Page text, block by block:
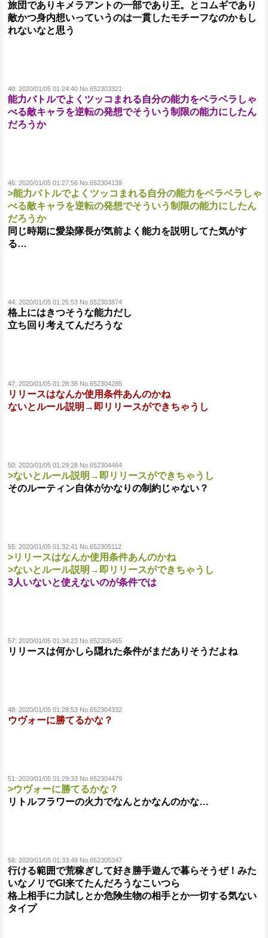
旅団でありキメラアントの一部であり王。とコムギであり
敵かつ身内想いっていうのは一貫したモチーフなのかもし
れないなと思う
40: 2020/01/05 01:24:40 No.652303321
能力バトルでよくツッコまれる自分の能力をベラベラしゃ
べる敵キャラを逆転の発想でそういう制限の能力にしたん
だろうか
46: 2020/01/05 01:27:56 No.652304139
>能力バトルでよくツッコまれる自分の能力をベラベラしゃ
べる敵キャラを逆転の発想でそういう制限の能力にしたん
だろうか
同じ時期に愛染隊長が気前よく能力を説明してた気がす
る…
44: 2020/01/05 01:26:53 No.652303874
格上にはきつそうな能力だし
立ち回り考えてんだろうな
47: 2020/01/05 01:28:38 No.652304285
リリースはなんか使用条件あんのかね
ないとルール説明→即リリースができちゃうし
50: 2020/01/05 01:29:28 No.652304464
>ないとルール説明→即リリースができちゃうし
そのルーティン自体がかなりの制約じゃない？
55: 2020/01/05 01:32:41 No.652305112
>リリースはなんか使用条件あんのかね
>ないとルール説明→即リリースができちゃうし
3人いないと使えないのが条件では
57: 2020/01/05 01:34:23 No.652305465
リリースは何かしら隠れた条件がまだありそうだよね
48: 2020/01/05 01:28:53 No.652304332
ウヴォーに勝てるかな？
51: 2020/01/05 01:29:33 No.652304479
>ウヴォーに勝てるかな？
リトルフラワーの火力でなんとかなんのかな…
56: 2020/01/05 01:33:49 No.652305347
行ける範囲で荒稼ぎして好き勝手遊んで暮らそうぜ！みた
いなノリでGI来てたんだろうなこいつら
格上相手に力試しとか危険生物の相手とか一切する気ない
タイプ